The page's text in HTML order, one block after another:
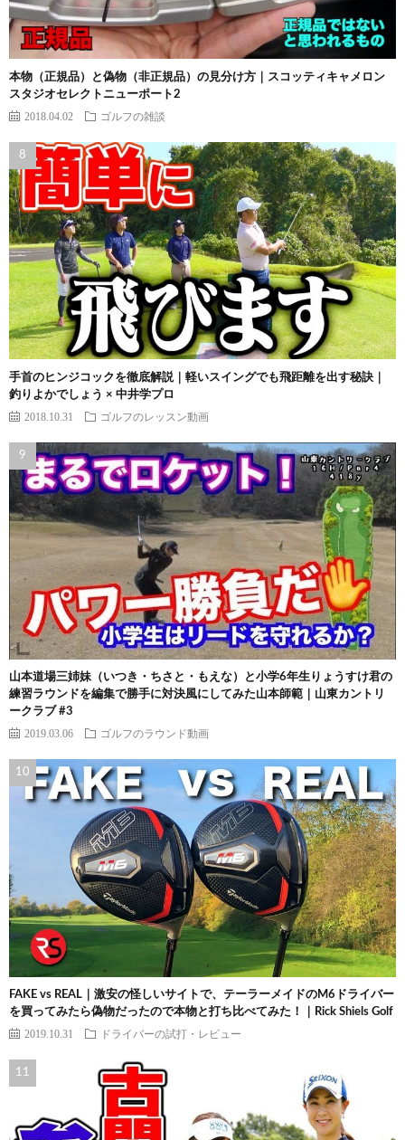
本物（正規品）と偽物（非正規品）の見分け方｜スコッティキャメロン
スタジオセレクトニューポート2
2018.04.02 ゴルフの雑談
手首のヒンジコックを徹底解説｜軽いスイングでも飛距離を出す秘訣｜
釣りよかでしょう × 中井学プロ
2018.10.31 ゴルフのレッスン動画
山本道場三姉妹（いつき・ちさと・もえな）と小学6年生りょうすけ君の
練習ラウンドを編集で勝手に対決風にしてみた山本師範｜山東カントリ
ークラブ #3
2019.03.06 ゴルフのラウンド動画
FAKE vs REAL｜激安の怪しいサイトで、テーラーメイドのM6ドライバー
を買ってみたら偽物だったので本物と打ち比べてみた！｜Rick Shiels Golf
2019.10.31 ドライバーの試打・レビュー